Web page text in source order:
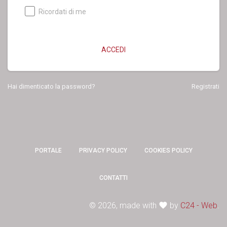
Ricordati di me
ACCEDI
Hai dimenticato la password? Registrati
PORTALE PRIVACY POLICY COOKIES POLICY
CONTATTI
© 2026, made with favorite by C24 - Web.